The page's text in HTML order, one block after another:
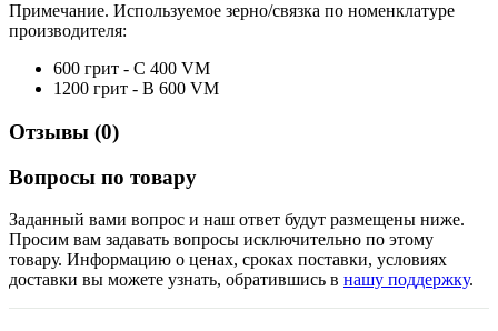
Примечание. Используемое зерно/связка по номенклатуре
производителя:
600 грит - C 400 VM
1200 грит - B 600 VM
Отзывы (0)
Вопросы по товару
Заданный вами вопрос и наш ответ будут размещены ниже.
Просим вам задавать вопросы исключительно по этому
товару. Информацию о ценах, сроках поставки, условиях
доставки вы можете узнать, обратившись в нашу поддержку.